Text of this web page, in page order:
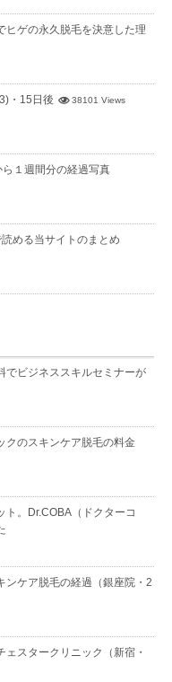
ヒゲの永久脱毛を決意した理
・15日後 38101 Views
１週間分の経過写真
読める当サイトのまとめ
でビジネススキルセミナーが
クのスキンケア脱毛の料金
ト。Dr.COBA（ドクターコ
ンケア脱毛の経過（銀座院・2
ェスタークリニック（新宿・